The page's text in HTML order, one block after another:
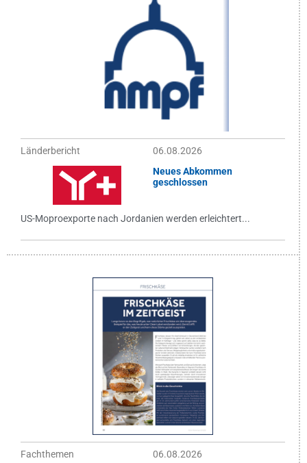
Länderbericht
06.08.2026
Neues Abkommen
geschlossen
US-Moproexporte nach Jordanien werden erleichtert...
Fachthemen
06.08.2026